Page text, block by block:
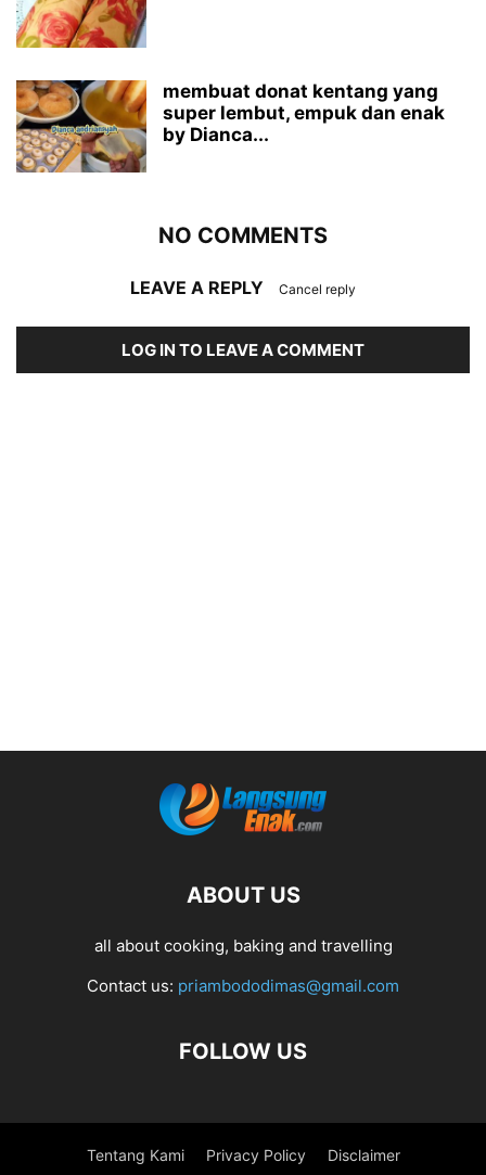
membuat donat kentang yang
super lembut, empuk dan enak
by Dianca...
NO COMMENTS
LEAVE A REPLY Cancel reply
LOG IN TO LEAVE A COMMENT
ABOUT US
all about cooking, baking and travelling
Contact us: priambododimas@gmail.com
FOLLOW US
Tentang Kami Privacy Policy Disclaimer